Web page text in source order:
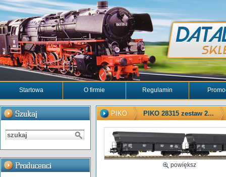
Startowa O firmie Regulamin
PIKO PIKO 28315 zestaw 2...
powiększ